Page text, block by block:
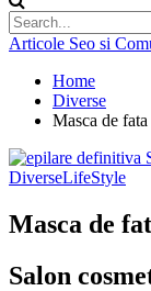
Articole Seo si
Home
Diverse
Masca de
DiverseLifeStyle
Masca de
Salon